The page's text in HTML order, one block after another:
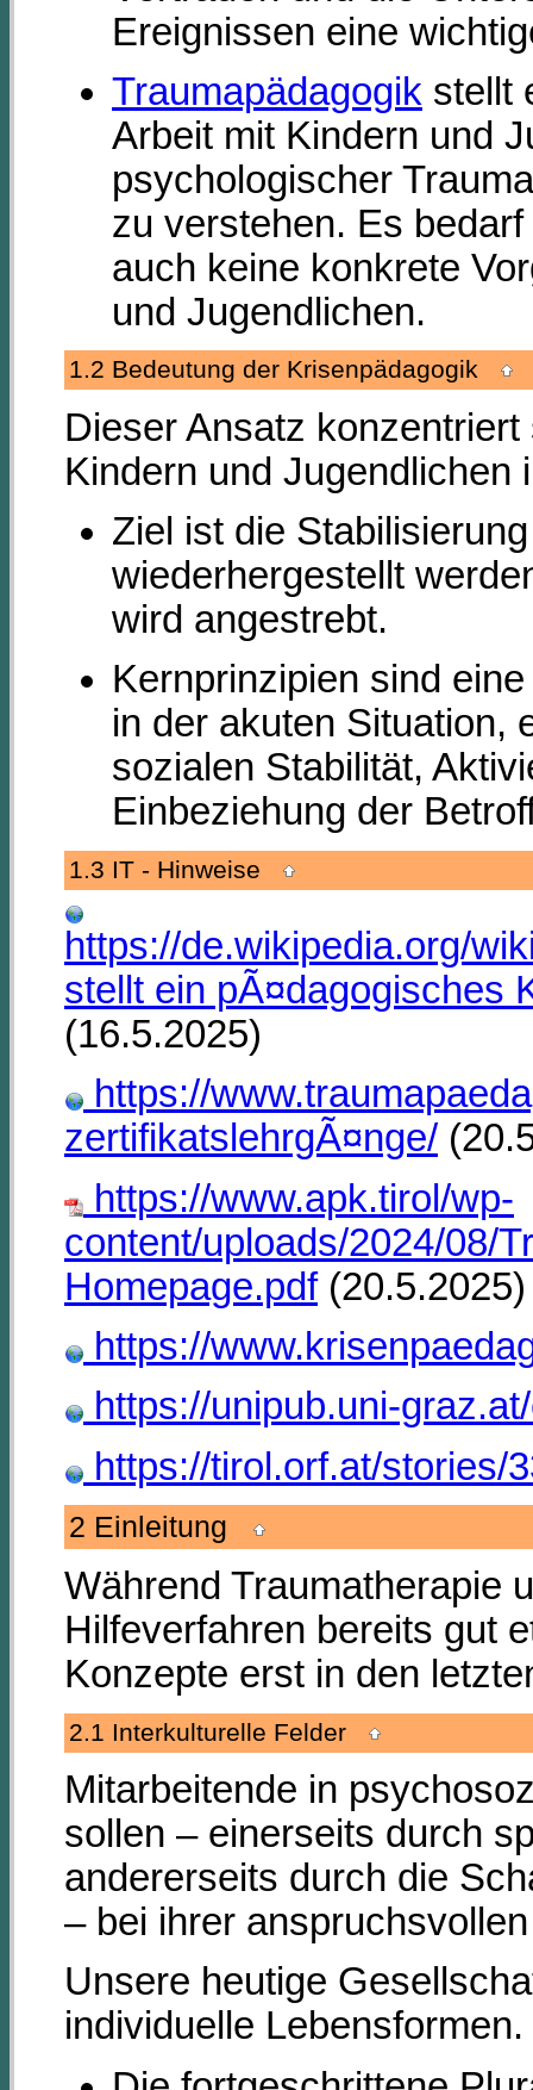
Ereignissen eine
Traumapädagogik stellt
Arbeit mit Kindern und
psychologischer
zu verstehen. Es
auch keine konkrete
und Jugendlichen.
1.2 Bedeutung der Krisenpädagogik
Dieser Ansatz
Kindern und Jugendlichen
Ziel ist die
wiederhergestellt
wird angestrebt.
Kernprinzipien sind
in der akuten Situation,
sozialen Stabilität,
Einbeziehung der
1.3 IT - Hinweise
https://de.wikipedia.org/
stellt ein pÃ¤dagogisches
(16.5.2025)
https://
zertifikatslehrgÃ¤nge/
https://www.apk.tirol/wp-
content/uploads/2024/08/
Homepage.pdf(20.5.2025)
https://
https://unipub.uni-
https://tirol.orf.at/stories/
2 Einleitung
Während Traumatherapie
Hilfeverfahren bereits gut
Konzepte erst in den
2.1 Interkulturelle Felder
Mitarbeitende in
sollen – einerseits durch
andererseits durch die
– bei ihrer
Unsere heutige
individuelle Lebensformen.